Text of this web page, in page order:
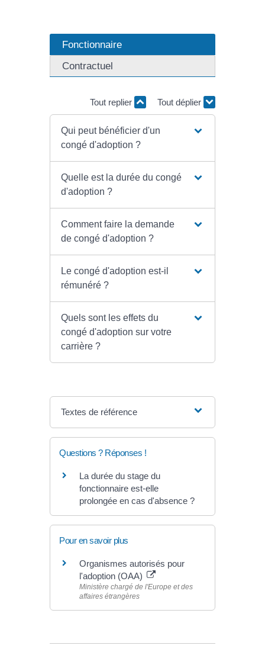
Fonctionnaire
Contractuel
Tout replier Tout déplier
Qui peut bénéficier d'un
congé d'adoption ?
Quelle est la durée du congé
d'adoption ?
Comment faire la demande
de congé d'adoption ?
Le congé d'adoption est-il
rémunéré ?
Quels sont les effets du
congé d'adoption sur votre
carrière ?
Textes de référence
Questions ? Réponses !
La durée du stage du
fonctionnaire est-elle
prolongée en cas d'absence ?
Pour en savoir plus
Organismes autorisés pour
l'adoption (OAA)
Ministère chargé de l'Europe et des
affaires étrangères